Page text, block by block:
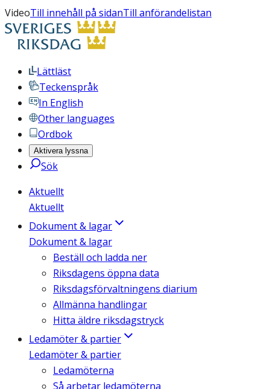
VideoTill innehåll på sidanTill anförandelistan
Lättläst
Teckenspråk
In English
Other languages
Ordbok
Aktivera lyssna
Sök
Aktuellt
Aktuellt
Dokument & lagar
Dokument & lagar
Beställ och ladda ner
Riksdagens öppna data
Riksdagsförvaltningens diarium
Allmänna handlingar
Hitta äldre riksdagstryck
Ledamöter & partier
Ledamöter & partier
Ledamöterna
Så arbetar ledamöterna